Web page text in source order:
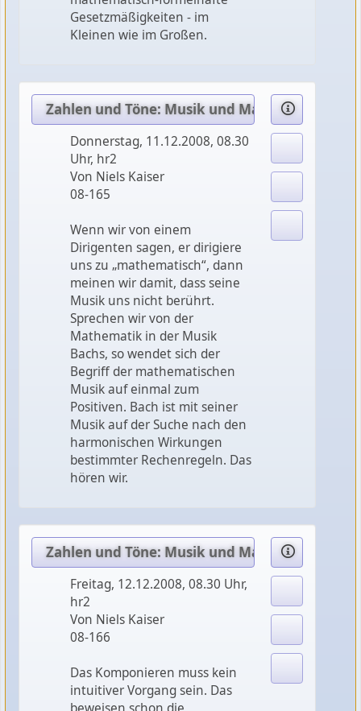
Gesetzmäßigkeiten - im
Kleinen wie im Großen.
Zahlen und Töne: Musik und Mathematik (4)
Donnerstag, 11.12.2008, 08.30
Uhr, hr2
Von Niels Kaiser
08-165
Wenn wir von einem
Dirigenten sagen, er dirigiere
uns zu „mathematisch“, dann
meinen wir damit, dass seine
Musik uns nicht berührt.
Sprechen wir von der
Mathematik in der Musik
Bachs, so wendet sich der
Begriff der mathematischen
Musik auf einmal zum
Positiven. Bach ist mit seiner
Musik auf der Suche nach den
harmonischen Wirkungen
bestimmter Rechenregeln. Das
hören wir.
Zahlen und Töne: Musik und Mathematik (5)
Freitag, 12.12.2008, 08.30 Uhr,
hr2
Von Niels Kaiser
08-166
Das Komponieren muss kein
intuitiver Vorgang sein. Das